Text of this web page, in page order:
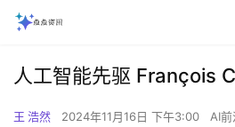
人工智能先驱 François
王 浩然 2024年11月16日 下午3:00 AI前